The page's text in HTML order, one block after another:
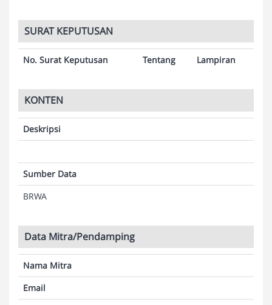
SURAT KEPUTUSAN
No. Surat Keputusan Tentang Lampiran
KONTEN
Deskripsi
Sumber Data
BRWA
Data Mitra/Pendamping
Nama Mitra
Email